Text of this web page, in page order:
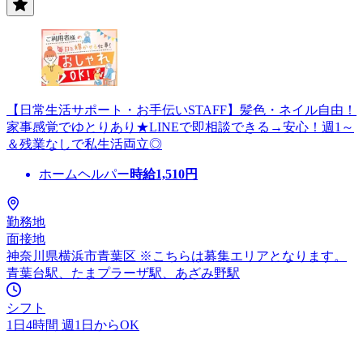
【日常生活サポート・お手伝いSTAFF】髪色・ネイル自由！
家事感覚でゆとりあり★LINEで即相談できる→安心！週1～
＆残業なしで私生活両立◎
ホームヘルパー時給1,510円
勤務地
面接地
神奈川県横浜市青葉区 ※こちらは募集エリアとなります。
青葉台駅、たまプラーザ駅、あざみ野駅
シフト
1日4時間 週1日からOK